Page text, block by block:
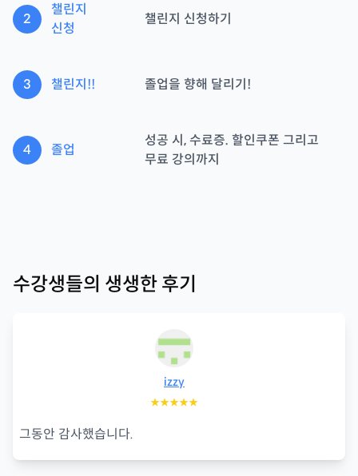
2
챌린지
신청
챌린지 신청하기
3 챌린지!! 졸업을 향해 달리기!
4 졸업
성공 시, 수료증. 할인쿠폰 그리고
무료 강의까지
수강생들의 생생한 후기
izzy
★★★★★
그동안 감사했습니다.